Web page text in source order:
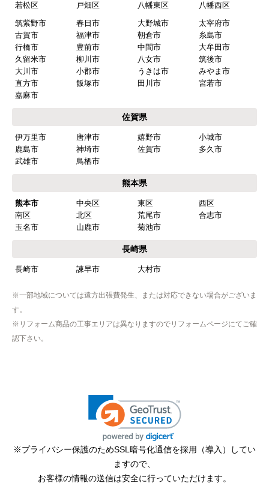
商品の梱包は必要十分なものでしたか？
またこのショップを利用したいですか？
文時期】2026年03月頃（モバイルから）
【このショップを選んだ理由は？】
商品価格がお手頃だった
【注文からどのくらいで届きましたか？】
忘れました
【その他感想・コメント】
工事は土曜日に申し込んだが、
たので、仕事を1日休まなければならなかった。
ショップからの連絡や対応は適切でしたか？
予定の期日までに商品が届きましたか？
はい
商品の梱包は必要十分なものでしたか？
はい
若松区
戸畑区 八幡東区
八幡西区
筑紫野市
春日市 大野城市
太宰府市
古賀市
福津市 朝倉市
糸島市
行橋市
豊前市 中間市
大牟田市
久留米市
柳川市 八女市
筑後市
大川市
小郡市 うきは市
みやま市
直方市
飯塚市 田川市
宮若市
嘉麻市
佐賀県
伊万里市 唐津市 嬉野市
小城市
鹿島市
神埼市 佐賀市
多久市
武雄市
鳥栖市
熊本県
熊本市 中央区 東区
西区
南区
北区 荒尾市
合志市
玉名市
山鹿市 菊池市
長崎県
長崎市 諫早市 大村市
※一部地域については遠方出張費発生、または対応できない場合がございま
す。
※リフォーム商品の工事エリアは異なりますのでリフォームページにてご確
認下さい。
※プライバシー保護のためSSL暗号化通信を採用（導入）してい
ますので、
お客様の情報の送信は安全に行っていただけます。